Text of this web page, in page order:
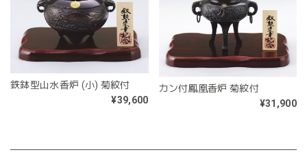
鉄鉢型山水香炉 (小) 菊紋付
¥39,600
カン付鳳凰香炉 菊紋付
¥31,900